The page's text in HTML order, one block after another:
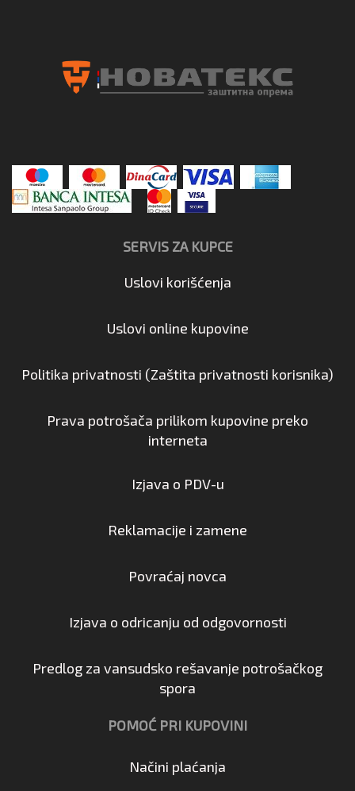
SERVIS ZA KUPCE
Uslovi korišćenja
Uslovi online kupovine
Politika privatnosti (Zaštita privatnosti korisnika)
Prava potrošača prilikom kupovine preko
interneta
Izjava o PDV-u
Reklamacije i zamene
Povraćaj novca
Izjava o odricanju od odgovornosti
Predlog za vansudsko rešavanje potrošačkog
spora
POMOĆ PRI KUPOVINI
Načini plaćanja